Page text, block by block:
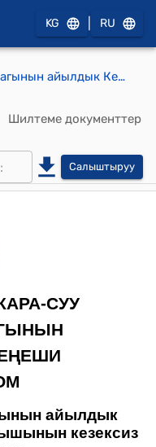
KG RU
Кара-Суу айыл аймагынын айылдык Кеңешинин 2024-жылдын 15-июлундагы "Кара-Суу айыл аймагынын Мантыш айылында кичи футбол аянтчасын курууну дем берүүчү гранттын эсебинен жүргүзүү жөнүндө" №36/4 токтому
Шилтеме документтер
Салыштыруу